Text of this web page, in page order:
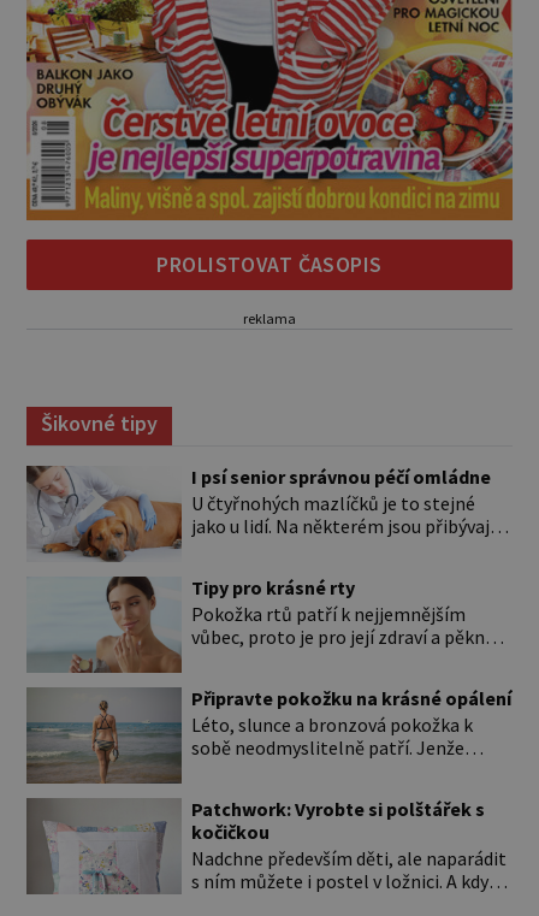
PROLISTOVAT ČASOPIS
reklama
Šikovné tipy
I psí senior správnou péčí omládne
U čtyřnohých mazlíčků je to stejné
jako u lidí. Na některém jsou přibývající
Přesto byste si měli staršího psa více
všímat, aby vám neunikly důležité
signály, že něco není v pořádku. Včasná
život. Hůře tráví U starších […]
Tipy pro krásné rty
Pokožka rtů patří k nejjemnějším
vůbec, proto je pro její zdraví a pěkný
ale také mnohem tenčí povrchovou
vrstvou než ostatní pleť a pokožka.
Nezvláčňují je žádné mazové žlázy,
a náchylné k vysychání a praskání.
Balzám na […]
Připravte pokožku na krásné opálení
Léto, slunce a bronzová pokožka k
sobě neodmyslitelně patří. Jenže
se kůže. Spálená pokožka není
známkou „základu“ pro opálení, ale
reakcí na nadměrné UV záření. Pokud
chcete, aby pleť i pokožka těla
Patchwork: Vyrobte si polštářek s
kočičkou
Nadchne především děti, ale naparádit
s ním můžete i postel v ložnici. A když